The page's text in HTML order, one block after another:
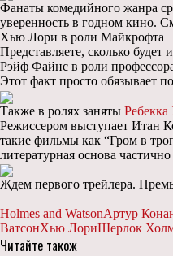
Фанаты комедийного жанра
уверенность в годном кино.
Хью Лори в роли Майкрофта
Представляете, сколько
Рэйф Файнс в роли
Этот факт просто обязывает
Также в ролях заняты Ребекка
Режиссером выступает Итан
такие фильмы как “Гром в
литературная основа
Ждем первого трейлера.
Holmes and WatsonАртур
ВатсонХью ЛориШерлок
Читайте також